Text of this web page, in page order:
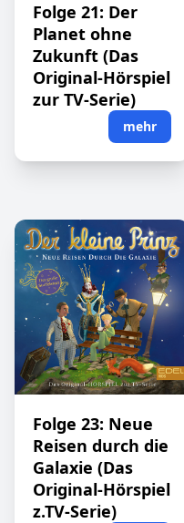
Folge 21: Der
Planet ohne
Zukunft (Das
Original-Hörspiel
zur TV-Serie)
mehr
Folge 23: Neue
Reisen durch die
Galaxie (Das
Original-Hörspiel
z.TV-Serie)